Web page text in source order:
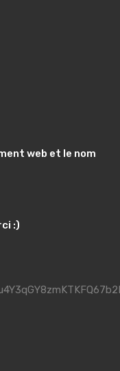
web et le nom
:)